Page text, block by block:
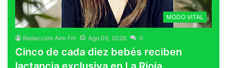
MODO VITAL
Redacción Aire Fm Ago 05, 2026 0
Cinco de cada diez bebés reciben